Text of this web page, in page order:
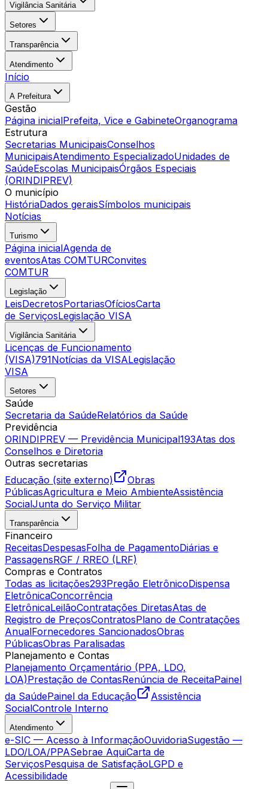
Vigilância Sanitária
Setores
Transparência
Atendimento
Início
A Prefeitura
Gestão
Página inicialPrefeita, Vice e GabineteOrganograma
Estrutura
Secretarias MunicipaisConselhos
MunicipaisAtendimento EspecializadoUnidades de
SaúdeEscolas MunicipaisÓrgãos Especiais
(ORINDIPREV)
O município
HistóriaDados geraisSímbolos municipais
Notícias
Turismo
Página inicialAgenda de
eventosAtas COMTURConvites
COMTUR
Legislação
LeisDecretosPortariasOfíciosCarta
de ServiçosLegislação VISA
Vigilância Sanitária
Licenças de Funcionamento
(VISA)791Notícias da VISALegislação
VISA
Setores
Saúde
Secretaria da SaúdeRelatórios da Saúde
Previdência
ORINDIPREV — Previdência Municipal193Atas dos
Conselhos e Diretoria
Outras secretarias
Educação (site externo)
Obras
PúblicasAgricultura e Meio AmbienteAssistência
SocialJunta do Serviço Militar
Transparência
Financeiro
ReceitasDespesasFolha de PagamentoDiárias e
PassagensRGF / RREO (LRF)
Compras e Contratos
Todas as licitações293Pregão EletrônicoDispensa
EletrônicaConcorrência
EletrônicaLeilãoContratações DiretasAtas de
Registro de PreçosContratosPlano de Contratações
AnualFornecedores SancionadosObras
PúblicasObras Paralisadas
Planejamento e Contas
Planejamento Orçamentário (PPA, LDO,
LOA)Prestação de ContasRenúncia de ReceitaPainel
da SaúdePainel da Educação
Assistência
SocialControle Interno
Atendimento
e-SIC — Acesso à InformaçãoOuvidoriaSugestão —
LDO/LOA/PPASebrae AquiCarta de
ServiçosPesquisa de SatisfaçãoLGPD e
Acessibilidade